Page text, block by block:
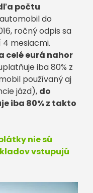
počtu
do
ročný odpis sa
4 mesiacmi.
celé eurá nahor
iba 80% z
používaný aj
jázd), do
iba 80% z takto
nie sú
vstupujú